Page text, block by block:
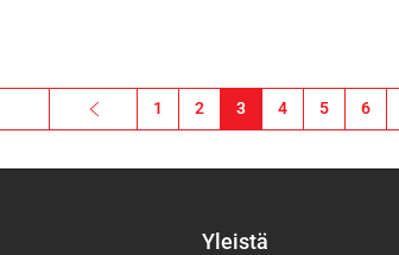
sivu
‹ Previous
Edellinen sivu
1 2 3 4 5 6
Yleistä